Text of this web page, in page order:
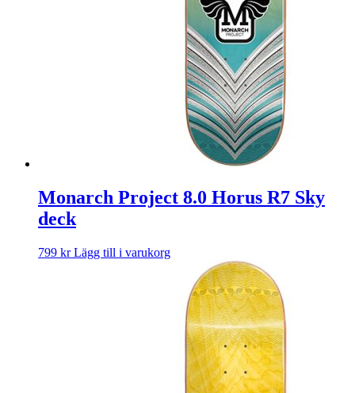
Monarch Project 8.0 Horus R7 Sky
deck
799 kr Lägg till i varukorg